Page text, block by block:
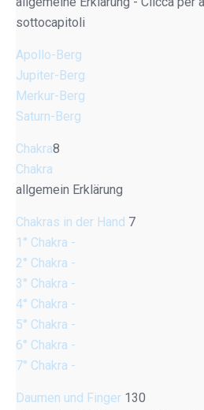
sottocapitoli
Apollo-Berg
Jupiter-Berg
Merkur-Berg
Saturn-Berg
Chakra8
Chakra
allgemein Erklärung
Chakras in der Hand 7
1° Chakra -
2° Chakra -
3° Chakra -
4° Chakra -
5° Chakra -
6° Chakra -
7° Chakra -
Daumen und Finger 130